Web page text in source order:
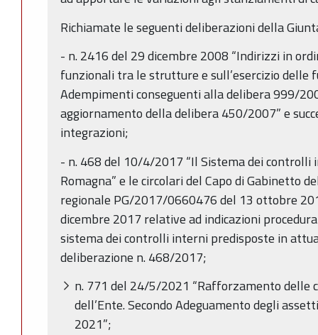
Richiamate le seguenti deliberazioni della
- n. 2416 del 29 dicembre 2008 “Indirizzi in
funzionali tra le strutture e sull’esercizio delle
Adempimenti conseguenti alla delibera 999/
aggiornamento della delibera 450/2007” e
integrazioni;
- n. 468 del 10/4/2017 “Il Sistema dei controlli
Romagna” e le circolari del Capo di Gabinetto
regionale PG/2017/0660476 del 13 ottobre
dicembre 2017 relative ad indicazioni
sistema dei controlli interni predisposte in
deliberazione n. 468/2017;
n. 771 del 24/5/2021 “Rafforzamento delle
dell’Ente. Secondo Adeguamento degli
2021”;